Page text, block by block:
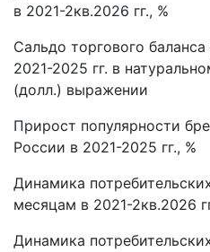
в 2021-2кв.2026 гг., %
Сальдо торгового
2021-2025 гг. в
(долл.) выражении
Прирост популярности
России в 2021-2025 гг., %
Динамика
месяцам в 2021-2кв.2026
Динамика